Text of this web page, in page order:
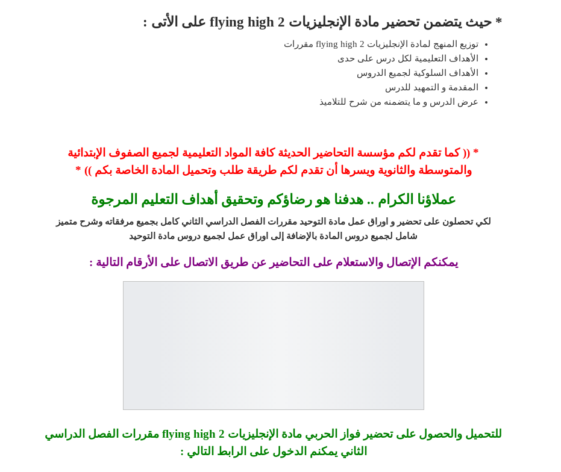
* حيث يتضمن تحضير مادة الإنجليزيات 2 flying high على الأتى :
توزيع المنهج لمادة الإنجليزيات 2 flying high مقررات
الأهداف التعليمية لكل درس على حدى
الأهداف السلوكية لجميع الدروس
المقدمة و التمهيد للدرس
عرض الدرس و ما يتضمنه من شرح للتلاميذ
* (( كما تقدم لكم مؤسسة التحاضير الحديثة كافة المواد التعليمية لجميع الصفوف الإبتدائية
والمتوسطة والثانوية ويسرها أن تقدم لكم طريقة طلب وتحميل المادة الخاصة بكم )) *
عملاؤنا الكرام .. هدفنا هو رضاؤكم وتحقيق أهداف التعليم المرجوة
لكي تحصلون على تحضير و اوراق عمل مادة التوحيد مقررات الفصل الدراسي الثانيكامل بجميع مرفقاته وشرح متميز
شامل لجميع دروس المادة بالإضافة إلى اوراق عمل لجميع دروس مادة التوحيد
يمكنكم الإتصال والاستعلام على التحاضير عن طريق الاتصال على الأرقام التالية :
للتحميل والحصول على تحضير فواز الحربي مادة الإنجليزيات 2 flying high مقررات الفصل الدراسي
الثاني يمكنم الدخول على الرابط التالي :